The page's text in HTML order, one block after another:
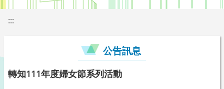
:::
公告訊息
轉知111年度婦女節系列活動